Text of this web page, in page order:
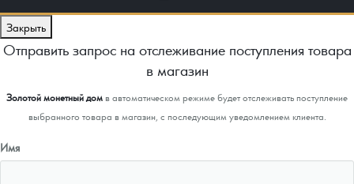
Закрыть
Отправить запрос на отслеживание поступления товара
в магазин
Золотой монетный домв автоматическом режиме будет отслеживать поступление
выбранного товара в магазин, с последующим уведомлением клиента.
Имя